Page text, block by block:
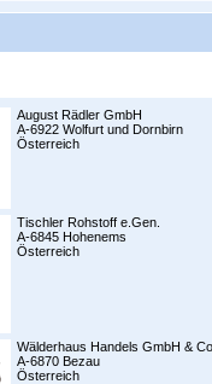
August Rädler GmbH
A-6922 Wolfurt und Dornbirn
Österreich
Tischler Rohstoff e.Gen.
A-6845 Hohenems
Österreich
Wälderhaus Handels GmbH &
A-6870 Bezau
Österreich